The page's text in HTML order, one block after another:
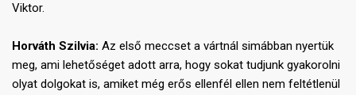
Viktor.
Horváth Szilvia: Az első meccset a vártnál simábban nyertük
meg, ami lehetőséget adott arra, hogy sokat tudjunk gyakorolni
olyat dolgokat is, amiket még erős ellenfél ellen nem feltétlenül